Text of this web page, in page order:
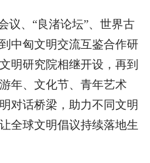
议、“良渚论坛”、世界古
中匈文明交流互鉴合作研
明研究院相继开设，再到
年、文化节、青年艺术
话桥梁，助力不同文明
全球文明倡议持续落地生